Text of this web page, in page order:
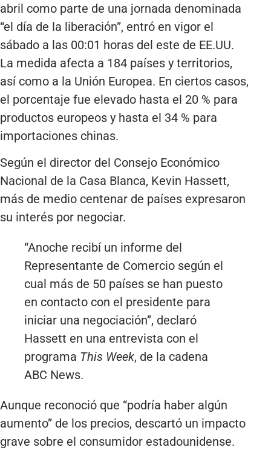
abril como parte de una jornada denominada
“el día de la liberación”, entró en vigor el
sábado a las 00:01 horas del este de EE.UU.
La medida afecta a 184 países y territorios,
así como a la Unión Europea. En ciertos casos,
el porcentaje fue elevado hasta el 20 % para
productos europeos y hasta el 34 % para
importaciones chinas.
Según el director del Consejo Económico
Nacional de la Casa Blanca, Kevin Hassett,
más de medio centenar de países expresaron
su interés por negociar.
“Anoche recibí un informe del
Representante de Comercio según el
cual más de 50 países se han puesto
en contacto con el presidente para
iniciar una negociación”, declaró
Hassett en una entrevista con el
programa This Week, de la cadena
ABC News.
Aunque reconoció que “podría haber algún
aumento” de los precios, descartó un impacto
grave sobre el consumidor estadounidense.